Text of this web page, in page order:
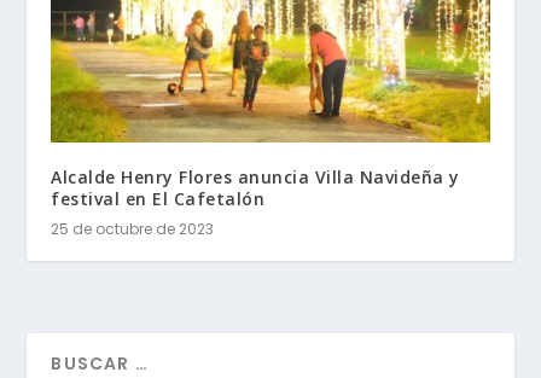
Alcalde Henry Flores anuncia Villa Navideña y
festival en El Cafetalón
25 de octubre de 2023